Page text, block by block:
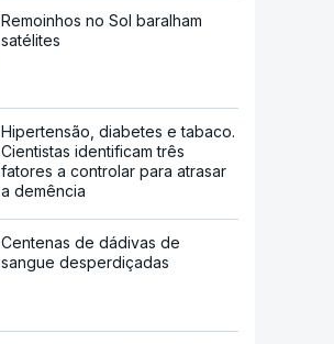
Remoinhos no Sol baralham
satélites
Hipertensão, diabetes e tabaco.
Cientistas identificam três
fatores a controlar para atrasar
a demência
Centenas de dádivas de
sangue desperdiçadas